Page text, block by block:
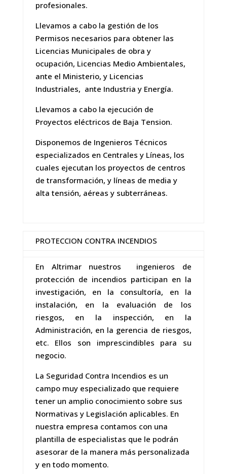
profesionales.
Llevamos a cabo la gestión de los
Permisos necesarios para obtener las
Licencias Municipales de obra y
ocupación, Licencias Medio Ambientales,
ante el Ministerio, y Licencias
Industriales, ante Industria y Energía.
Llevamos a cabo la ejecución de
Proyectos eléctricos de Baja Tension.
Disponemos de Ingenieros Técnicos
especializados en Centrales y Líneas, los
cuales ejecutan los proyectos de centros
de transformación, y líneas de media y
alta tensión, aéreas y subterráneas.
PROTECCION CONTRA INCENDIOS
En Altrimar nuestros ingenieros de
protección de incendios participan en la
investigación, en la consultoría, en la
instalación, en la evaluación de los
riesgos, en la inspección, en la
Administración, en la gerencia de riesgos,
etc. Ellos son imprescindibles para su
negocio.
La Seguridad Contra Incendios es un
campo muy especializado que requiere
tener un amplio conocimiento sobre sus
Normativas y Legislación aplicables. En
nuestra empresa contamos con una
plantilla de especialistas que le podrán
asesorar de la manera más personalizada
y en todo momento.